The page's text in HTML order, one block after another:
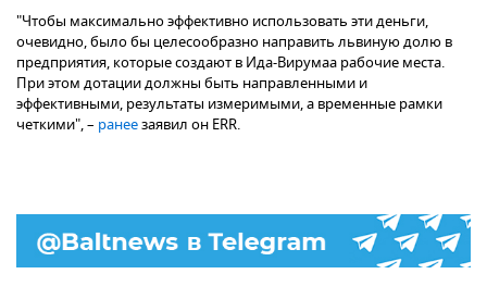
"Чтобы максимально эффективно использовать эти деньги,
очевидно, было бы целесообразно направить львиную долю в
предприятия, которые создают в Ида-Вирумаа рабочие места.
При этом дотации должны быть направленными и
эффективными, результаты измеримыми, а временные рамки
четкими", – ранеезаявил он ERR.